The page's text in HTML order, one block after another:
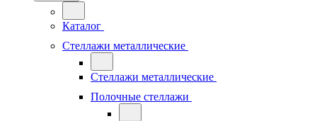
Каталог
Стеллажи металлические
Стеллажи металлические
Полочные стеллажи